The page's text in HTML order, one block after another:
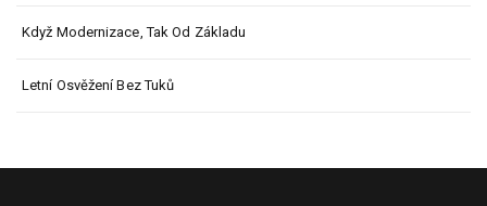
Když Modernizace, Tak Od Základu
Letní Osvěžení Bez Tuků